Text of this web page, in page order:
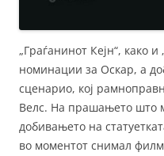
„Граѓанинот Кејн“, како
номинации за Оскар, а
сценарио, кој
Велс. На прашањето што
добивањето на
во моментот снимал